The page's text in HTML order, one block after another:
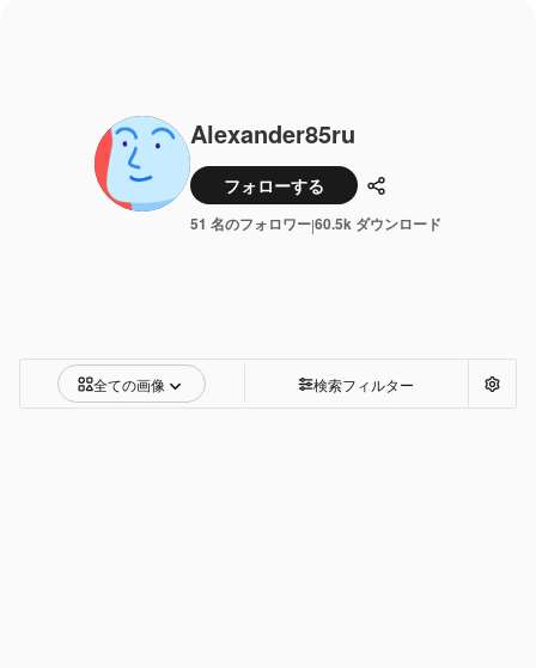
Alexander85ru
フォローする 共有
51 名のフォロワー|60.5k ダウンロード
全ての画像 検索フィルター